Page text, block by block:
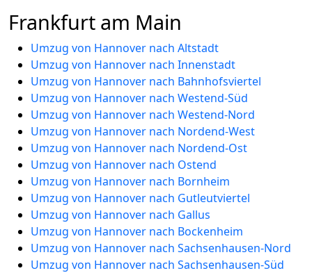
Frankfurt am Main
Umzug von Hannover nach Altstadt
Umzug von Hannover nach Innenstadt
Umzug von Hannover nach Bahnhofsviertel
Umzug von Hannover nach Westend-Süd
Umzug von Hannover nach Westend-Nord
Umzug von Hannover nach Nordend-West
Umzug von Hannover nach Nordend-Ost
Umzug von Hannover nach Ostend
Umzug von Hannover nach Bornheim
Umzug von Hannover nach Gutleutviertel
Umzug von Hannover nach Gallus
Umzug von Hannover nach Bockenheim
Umzug von Hannover nach Sachsenhausen-Nord
Umzug von Hannover nach Sachsenhausen-Süd